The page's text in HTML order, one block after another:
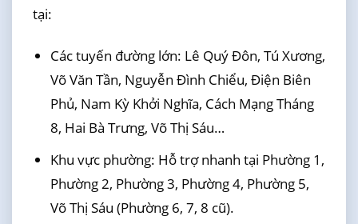
tại:
Các tuyến đường lớn: Lê Quý Đôn, Tú Xương,
Võ Văn Tần, Nguyễn Đình Chiểu, Điện Biên
Phủ, Nam Kỳ Khởi Nghĩa, Cách Mạng Tháng
8, Hai Bà Trưng, Võ Thị Sáu…
Khu vực phường: Hỗ trợ nhanh tại Phường 1,
Phường 2, Phường 3, Phường 4, Phường 5,
Võ Thị Sáu (Phường 6, 7, 8 cũ).